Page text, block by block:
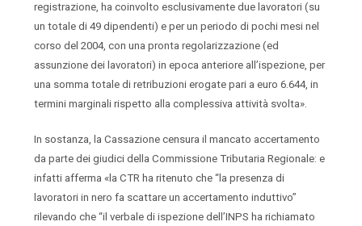
registrazione, ha coinvolto esclusivamente due lavoratori (su
un totale di 49 dipendenti) e per un periodo di pochi mesi nel
corso del 2004, con una pronta regolarizzazione (ed
assunzione dei lavoratori) in epoca anteriore all’ispezione, per
una somma totale di retribuzioni erogate pari a euro 6.644, in
termini marginali rispetto alla complessiva attività svolta».
In sostanza, la Cassazione censura il mancato accertamento
da parte dei giudici della Commissione Tributaria Regionale: e
infatti afferma «la CTR ha ritenuto che “la presenza di
lavoratori in nero fa scattare un accertamento induttivo”
rilevando che “il verbale di ispezione dell’INPS ha richiamato